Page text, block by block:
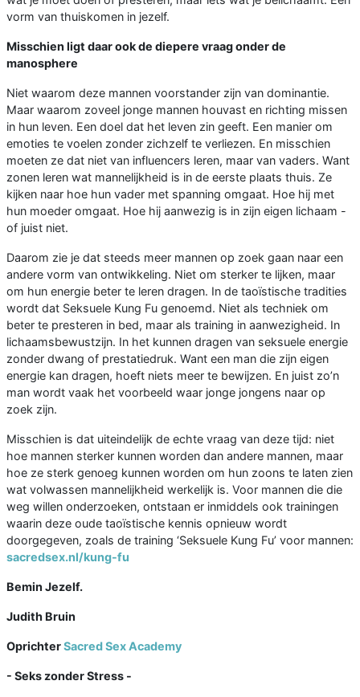
vorm van thuiskomen in jezelf.
Misschien ligt daar ook de diepere vraag onder de
manosphere
Niet waarom deze mannen voorstander zijn van dominantie.
Maar waarom zoveel jonge mannen houvast en richting missen
in hun leven. Een doel dat het leven zin geeft. Een manier om
emoties te voelen zonder zichzelf te verliezen. En misschien
moeten ze dat niet van influencers leren, maar van vaders. Want
zonen leren wat mannelijkheid is in de eerste plaats thuis. Ze
kijken naar hoe hun vader met spanning omgaat. Hoe hij met
hun moeder omgaat. Hoe hij aanwezig is in zijn eigen lichaam -
of juist niet.
Daarom zie je dat steeds meer mannen op zoek gaan naar een
andere vorm van ontwikkeling. Niet om sterker te lijken, maar
om hun energie beter te leren dragen. In de taoïstische tradities
wordt dat Seksuele Kung Fu genoemd. Niet als techniek om
beter te presteren in bed, maar als training in aanwezigheid. In
lichaamsbewustzijn. In het kunnen dragen van seksuele energie
zonder dwang of prestatiedruk. Want een man die zijn eigen
energie kan dragen, hoeft niets meer te bewijzen. En juist zo’n
man wordt vaak het voorbeeld waar jonge jongens naar op
zoek zijn.
Misschien is dat uiteindelijk de echte vraag van deze tijd: niet
hoe mannen sterker kunnen worden dan andere mannen, maar
hoe ze sterk genoeg kunnen worden om hun zoons te laten zien
wat volwassen mannelijkheid werkelijk is. Voor mannen die die
weg willen onderzoeken, ontstaan er inmiddels ook trainingen
waarin deze oude taoïstische kennis opnieuw wordt
doorgegeven, zoals de training ‘Seksuele Kung Fu’ voor mannen:
sacredsex.nl/kung-fu
Bemin Jezelf.
Judith Bruin
OprichterSacred Sex Academy
- Seks zonder Stress -